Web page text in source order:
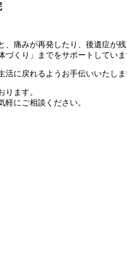
痛みが再発したり、後遺症が残
くり」までをサポートしていま
に戻れるようお手伝いいたしま
ります。
にご相談ください。